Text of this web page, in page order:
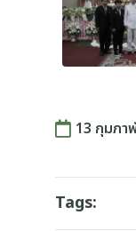
13 กุมภา
Tags: